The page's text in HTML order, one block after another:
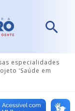
especialidades
‘Saúde em